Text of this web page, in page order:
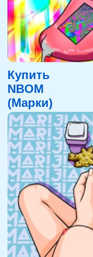
Купить
NBOM
(Марки)